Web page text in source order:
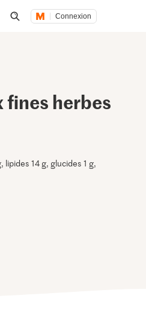
Connexion
herbes
lipides 14 g, glucides 1 g,